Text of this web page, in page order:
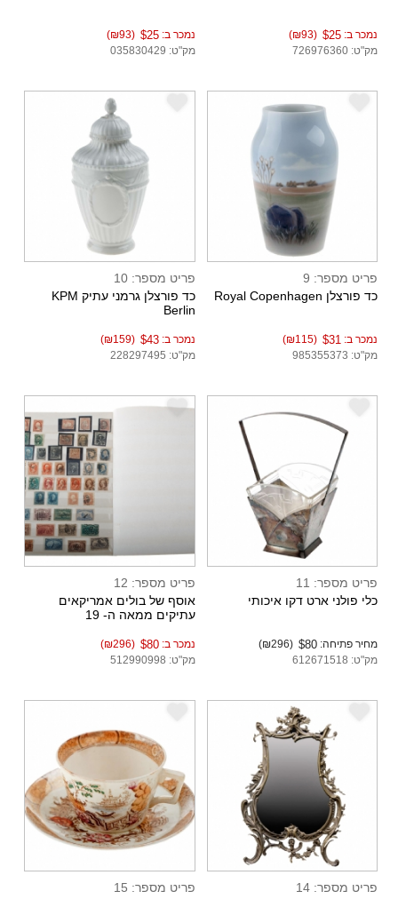
נמכר ב: $25
(₪93)
מק"ט: 726976360
נמכר ב:$25
(₪93)
מק"ט: 035830429
פריט מספר: 9
כד פורצלן Royal Copenhagen
נמכר ב: $31
(₪115)
מק"ט: 985355373
פריט מספר: 10
כד פורצלן גרמני עתיק KPM
Berlin
נמכר ב:$43
(₪159)
מק"ט: 228297495
פריט מספר: 11
כלי פולני ארט דקו איכותי
מחיר פתיחה: $80
(₪296)
מק"ט: 612671518
e
פריט מספר: 12
אוסף של בולים אמריקאים
עתיקים ממאה ה- 19
נמכר ב:$80
(₪296)
מק"ט: 512990998
פריט מספר: 14
פריט מספר: 15